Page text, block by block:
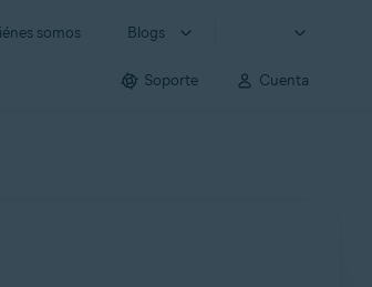
somos Blogs
Soporte Cuenta